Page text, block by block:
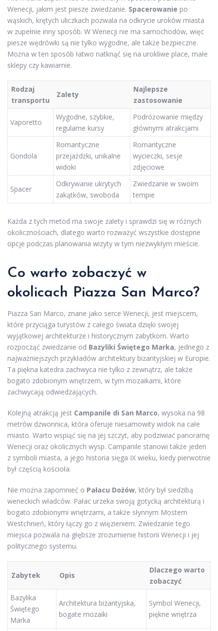
Wenecji, jakim jest piesze zwiedzanie. Spacerowanie po
wąskich, krętych uliczkach pozwala na odkrycie uroków miasta
w zupełnie inny sposób. W Wenecji nie ma samochodów, więc
piesze wędrówki są nie tylko wygodne, ale także bezpieczne.
Można w ten sposób łatwo natknąć się na urokliwe place, małe
sklepy czy kawiarnie.
Rodzaj
transportu
Zalety
Najlepsze
zastosowanie
Vaporetto
Wygodne, szybkie,
regularne kursy
Podróżowanie między
głównymi atrakcjami
Gondola
Romantyczne
przejażdżki, unikalne
widoki
Romantyczne
wycieczki, sesje
zdjęciowe
Spacer
Odkrywanie ukrytych
zakątków, swoboda
Zwiedzanie w swoim
tempie
Każda z tych metod ma swoje zalety i sprawdzi się w różnych
okolicznościach, dlatego warto rozważyć wszystkie dostępne
opcje podczas planowania wizyty w tym niezwykłym mieście.
Co warto zobaczyć w
okolicach Piazza San Marco?
Piazza San Marco, znane jako serce Wenecji, jest miejscem,
które przyciąga turystów z całego świata dzięki swojej
wyjątkowej architekturze i historycznym zabytkom. Warto
rozpocząć zwiedzanie od Bazyliki Świętego Marka, jednego z
najważniejszych przykładów architektury bizantyjskiej w Europie.
Ta piękna katedra zachwyca nie tylko z zewnątrz, ale także
bogato zdobionym wnętrzem, w tym mozaikami, które
zachwycają odwiedzających.
Kolejną atrakcją jest Campanile di San Marco, wysoka na 98
metrów dzwonnica, która oferuje niesamowity widok na całe
miasto. Warto wspiąć się na jej szczyt, aby podziwiać panoramę
Wenecji oraz okolicznych wysp. Campanile stanowi także jeden
z symboli miasta, a jego historia sięga IX wieku, kiedy pierwotnie
był częścią kościoła.
Nie można zapomnieć o Pałacu Dożów, który był siedzibą
weneckich władców. Pałac urzeka swoją gotycką architekturą i
bogato zdobionymi wnętrzami, a także słynnym Mostem
Westchnień, który łączy go z więzieniem. Zwiedzanie tego
miejsca pozwala na głębsze zrozumienie historii Wenecji i jej
politycznego systemu.
Zabytek Opis
Dlaczego warto
zobaczyć
Bazylika
Świętego
Marka
Architektura bizantyjska,
bogate mozaiki
Symbol Wenecji,
piękne wnętrza